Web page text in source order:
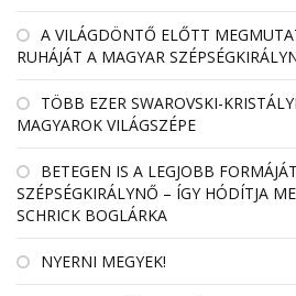
A VILÁGDÖNTŐ ELŐTT
RUHÁJÁT A MAGYAR
TÖBB EZER SWAROVSKI-
MAGYAROK VILÁGSZÉPE
BETEGEN IS A LEGJOBB
SZÉPSÉGKIRÁLYNŐ – ÍGY HÓDÍTJA
SCHRICK BOGLÁRKA
NYERNI MEGYEK!